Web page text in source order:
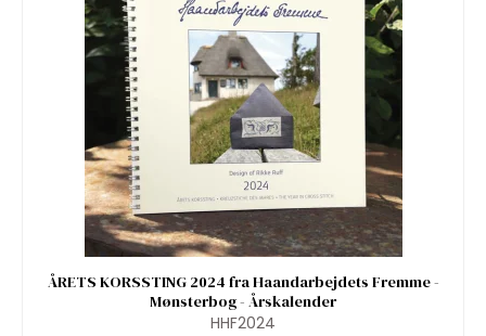
ÅRETS KORSSTING 2024 fra Haandarbejdets Fremme -
Mønsterbog - Årskalender
HHF2024